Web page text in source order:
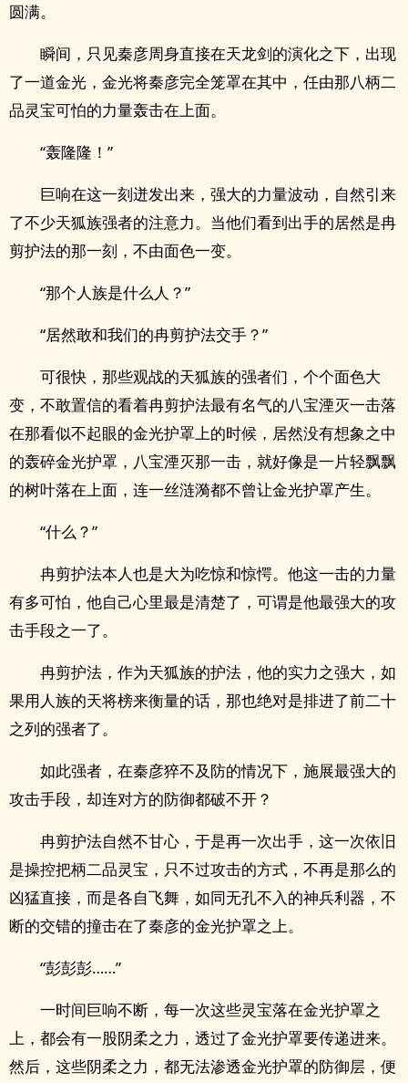
圆满。
瞬间，只见秦彦周身直接在天龙剑的演化之下，出现
了一道金光，金光将秦彦完全笼罩在其中，任由那八柄二
品灵宝可怕的力量轰击在上面。
“轰隆隆！”
巨响在这一刻迸发出来，强大的力量波动，自然引来
了不少天狐族强者的注意力。当他们看到出手的居然是冉
剪护法的那一刻，不由面色一变。
“那个人族是什么人？”
“居然敢和我们的冉剪护法交手？”
可很快，那些观战的天狐族的强者们，个个面色大
变，不敢置信的看着冉剪护法最有名气的八宝湮灭一击落
在那看似不起眼的金光护罩上的时候，居然没有想象之中
的轰碎金光护罩，八宝湮灭那一击，就好像是一片轻飘飘
的树叶落在上面，连一丝涟漪都不曾让金光护罩产生。
“什么？”
冉剪护法本人也是大为吃惊和惊愕。他这一击的力量
有多可怕，他自己心里最是清楚了，可谓是他最强大的攻
击手段之一了。
冉剪护法，作为天狐族的护法，他的实力之强大，如
果用人族的天将榜来衡量的话，那也绝对是排进了前二十
之列的强者了。
如此强者，在秦彦猝不及防的情况下，施展最强大的
攻击手段，却连对方的防御都破不开？
冉剪护法自然不甘心，于是再一次出手，这一次依旧
是操控把柄二品灵宝，只不过攻击的方式，不再是那么的
凶猛直接，而是各自飞舞，如同无孔不入的神兵利器，不
断的交错的撞击在了秦彦的金光护罩之上。
“彭彭彭……”
一时间巨响不断，每一次这些灵宝落在金光护罩之
上，都会有一股阴柔之力，透过了金光护罩要传递进来。
然后，这些阴柔之力，都无法渗透金光护罩的防御层，便